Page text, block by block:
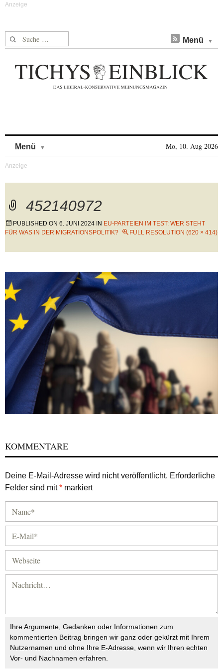
Suche nach: Menü
Menü Mo, 10. Aug 2026
452140972
PUBLISHED ON 6. JUNI 2024 IN EU-PARTEIEN IM TEST: WER STEHT
FÜR WAS IN DER MIGRATIONSPOLITIK?
FULL RESOLUTION (620 × 414)
KOMMENTARE
Deine E-Mail-Adresse wird nicht veröffentlicht. Erforderliche
Felder sind mit* markiert
Ihre Argumente, Gedanken oder Informationen zum
kommentierten Beitrag bringen wir ganz oder gekürzt mit Ihrem
Nutzernamen und ohne Ihre E-Adresse, wenn wir Ihren echten
Vor- und Nachnamen erfahren.